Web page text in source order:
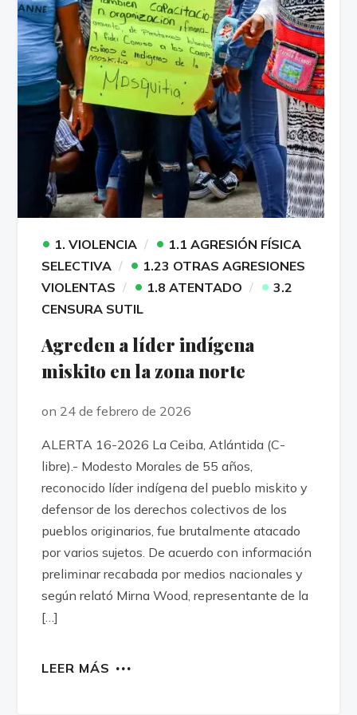
• 1. VIOLENCIA • 1.1 AGRESIÓN FÍSICA
SELECTIVA
• 1.23 OTRAS AGRESIONES
VIOLENTAS
• 1.8 ATENTADO • 3.2
CENSURA SUTIL
Agreden a líder indígena
miskito en la zona norte
on 24 de febrero de 2026
ALERTA 16-2026 La Ceiba, Atlántida (C-
libre).- Modesto Morales de 55 años,
reconocido líder indígena del pueblo miskito y
defensor de los derechos colectivos de los
pueblos originarios, fue brutalmente atacado
por varios sujetos. De acuerdo con información
preliminar recabada por medios nacionales y
según relató Mirna Wood, representante de la
[…]
LEER MÁS